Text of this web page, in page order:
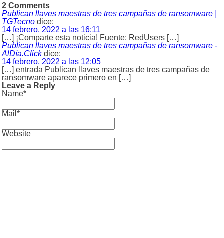
2 Comments
Publican llaves maestras de tres campañas de ransomware |
TGTecno dice:
14 febrero, 2022 a las 16:11
[…] ¡Comparte esta noticia! Fuente: RedUsers […]
Publican llaves maestras de tres campañas de ransomware -
AlDía.Click dice:
14 febrero, 2022 a las 12:05
[…] entrada Publican llaves maestras de tres campañas de
ransomware aparece primero en […]
Leave a Reply
Name*
Mail*
Website